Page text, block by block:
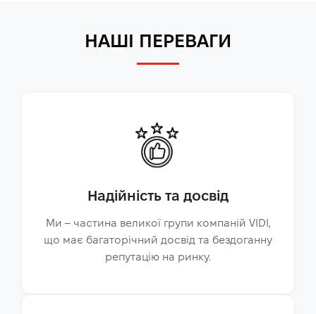
НАШІ ПЕРЕВАГИ
Надійність та досвід
Ми – частина великої групи компаній VIDI,
що має багаторічний досвід та бездоганну
репутацію на ринку.